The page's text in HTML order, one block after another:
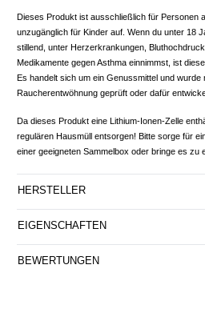
Dieses Produkt ist ausschließlich für Personen
unzugänglich für Kinder auf. Wenn du unter 18
stillend, unter Herzerkrankungen,
Medikamente gegen Asthma einnimmst, ist
Es handelt sich um ein Genussmittel und wurde
Raucherentwöhnung geprüft oder dafür
Da dieses Produkt eine Lithium-Ionen-Zelle
regulären Hausmüll entsorgen! Bitte sorge für
einer geeigneten Sammelbox oder bringe es zu
HERSTELLER
EIGENSCHAFTEN
BEWERTUNGEN